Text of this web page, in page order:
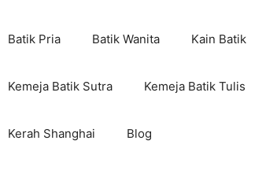
Batik Pria Batik Wanita Kain Batik
Kemeja Batik Sutra Kemeja Batik Tulis
Kerah Shanghai Blog